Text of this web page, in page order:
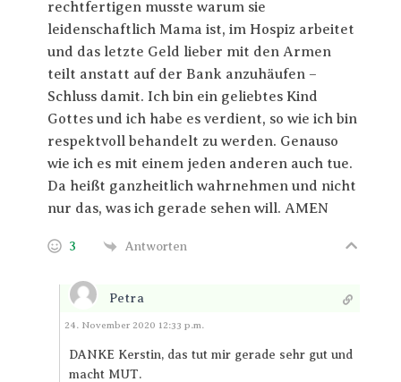
rechtfertigen musste warum sie
leidenschaftlich Mama ist, im Hospiz arbeitet
und das letzte Geld lieber mit den Armen
teilt anstatt auf der Bank anzuhäufen –
Schluss damit. Ich bin ein geliebtes Kind
Gottes und ich habe es verdient, so wie ich bin
respektvoll behandelt zu werden. Genauso
wie ich es mit einem jeden anderen auch tue.
Da heißt ganzheitlich wahrnehmen und nicht
nur das, was ich gerade sehen will. AMEN
3 Antworten
Petra
Antworten
24. November 2020 12:33 p.m.
DANKE Kerstin, das tut mir gerade sehr gut und
macht MUT.